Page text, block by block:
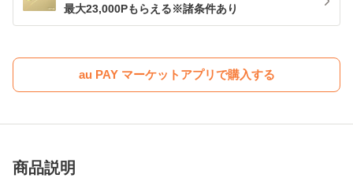
最大23,000Pもらえる※諸条件あり
au PAY マーケットアプリで購入する
商品説明